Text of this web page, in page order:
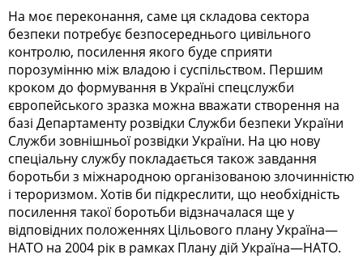
На моє переконання, саме ця складова сектора
безпеки потребує безпосереднього цивільного
контролю, посилення якого буде сприяти
порозумінню між владою і суспільством. Першим
кроком до формування в Україні спецслужби
європейського зразка можна вважати створення на
базі Департаменту розвідки Служби безпеки України
Служби зовнішньої розвідки України. На цю нову
спеціальну службу покладається також завдання
боротьби з міжнародною організованою злочинністю
і тероризмом. Хотів би підкреслити, що необхідність
посилення такої боротьби відзначалася ще у
відповідних положеннях Цільового плану Україна—
НАТО на 2004 рік в рамках Плану дій Україна—НАТО.